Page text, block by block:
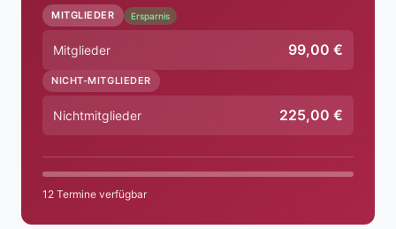
MITGLIEDER Ersparnis
Mitglieder 99,00 €
NICHT-MITGLIEDER
Nichtmitglieder 225,00 €
12 Termine verfügbar